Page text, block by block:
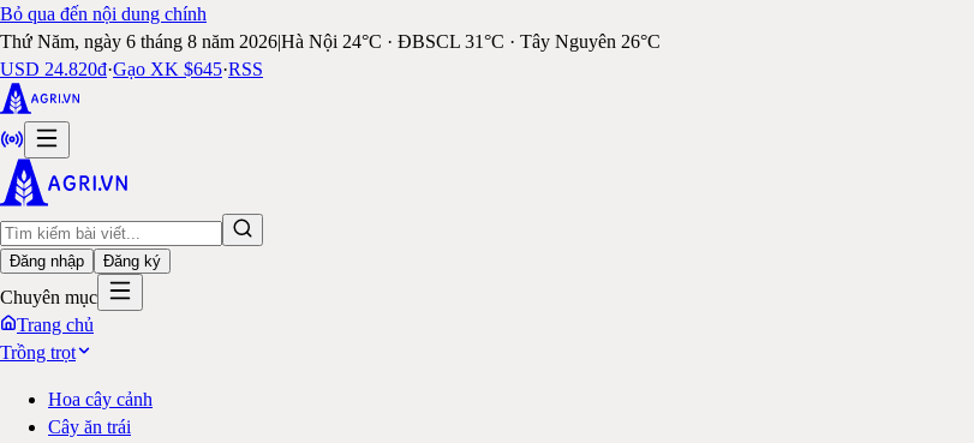
Bỏ qua đến nội dung chính
Thứ Năm, ngày 6 tháng 8 năm 2026|Hà Nội 24°C · ĐBSCL 31°C · Tây Nguyên 26°C
USD 24.820đ·Gạo XK $645·RSS
Đăng nhập Đăng ký
Chuyên mục
Trang chủ
Trồng trọt
Hoa cây cảnh
Cây ăn trái